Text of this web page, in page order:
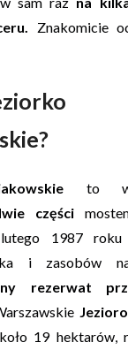
Znakomicie
to
części
1987 roku
i zasobów
rezerwat
19 hektarów,